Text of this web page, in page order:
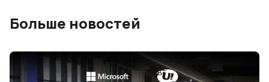
Больше новостей